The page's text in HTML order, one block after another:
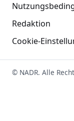
Redaktion
Cookie-
© NADR. Alle